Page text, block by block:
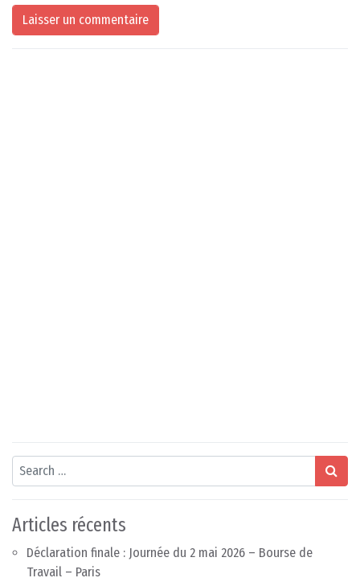
Search
Articles récents
Déclaration finale : Journée du 2 mai 2026 – Bourse de
Travail – Paris